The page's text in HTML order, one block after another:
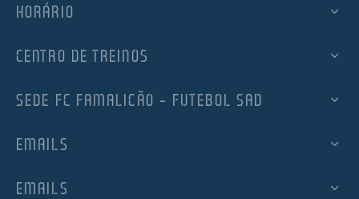
HORÁRIO
CENTRO DE TREINOS
SEDE FC FAMALICÃO – FUTEBOL SAD
EMAILS
EMAILS